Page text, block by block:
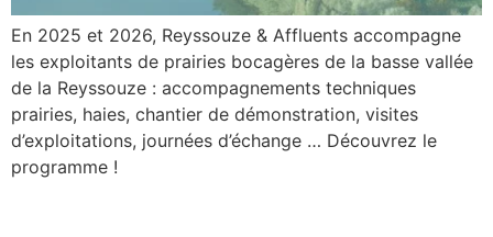
En 2025 et 2026, Reyssouze & Affluents accompagne
les exploitants de prairies bocagères de la basse vallée
de la Reyssouze : accompagnements techniques
prairies, haies, chantier de démonstration, visites
d’exploitations, journées d’échange … Découvrez le
programme !